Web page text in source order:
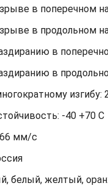
в поперечном
в продольном
в
в
изгибу:
-40 +70 С
мм/с
белый, желтый,